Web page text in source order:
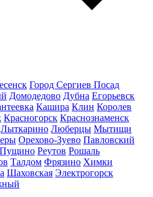
Город Сергиев Посад
Домодедово Дубна Егорьевск
Кашира Клин Королев
Красногорск Краснознаменск
Лыткарино Люберцы Мытищи
Орехово-Зуево Павловский
Пущино Реутов Рошаль
Талдом Фрязино Химки
Шаховская Электрогорск